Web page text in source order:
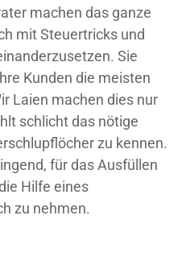
machen das ganze
mit Steuertricks und
Sie
Kunden die meisten
Laien machen dies nur
schlicht das nötige
zu kennen.
für das Ausfüllen
Hilfe eines
zu nehmen.